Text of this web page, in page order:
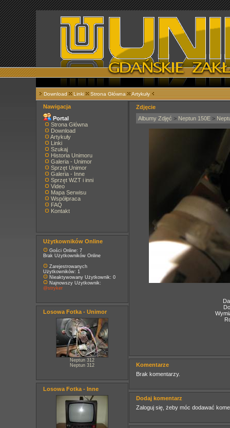
Download Linki Strona Główna Artykuły
Nawigacja
Portal
Strona Główna
Download
Artykuły
Linki
Szukaj
Historia Unimoru
Galeria - Unimor
Sprzęt Unimor
Galeria - Inne
Sprzęt WZT i inni
Video
Mapa Serwisu
Współpraca
FAQ
Kontakt
Użytkowników Online
Gości Online: 7
Brak Użytkowników Online
Zarejestrowanych
Użytkowników: 1
Nieaktywowany Użytkownik: 0
Najnowszy Użytkownik:
@stryker
Losowa Fotka - Unimor
Neptun 312
Neptun 312
Losowa Fotka - Inne
Zdjęcie
Albumy Zdjęć > Neptun 150E >
Komentarze
Brak komentarzy.
Dodaj komentarz
Zaloguj się, żeby móc dodawać